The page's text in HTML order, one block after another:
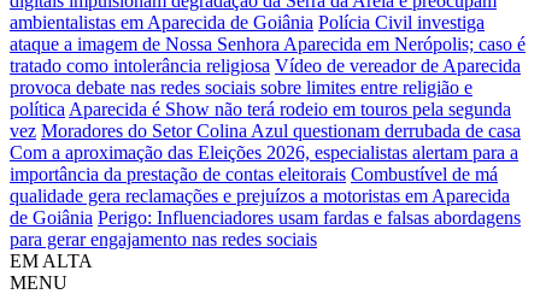
ambientalistas em Aparecida de Goiânia Polícia Civil investiga
ataque a imagem de Nossa Senhora Aparecida em Nerópolis; caso é
tratado como intolerância religiosa Vídeo de vereador de Aparecida
provoca debate nas redes sociais sobre limites entre religião e
política Aparecida é Show não terá rodeio em touros pela segunda
vez Moradores do Setor Colina Azul questionam derrubada de casa
Com a aproximação das Eleições 2026, especialistas alertam para a
importância da prestação de contas eleitorais Combustível de má
qualidade gera reclamações e prejuízos a motoristas em Aparecida
de Goiânia Perigo: Influenciadores usam fardas e falsas abordagens
para gerar engajamento nas redes sociais
EM ALTA
MENU